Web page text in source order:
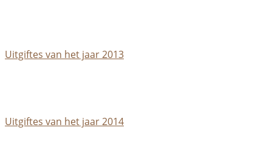
Uitgiftes van het jaar 2013
Uitgiftes van het jaar 2014